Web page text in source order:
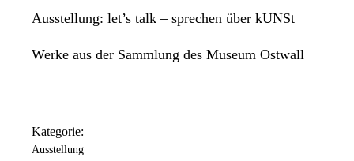
Ausstellung: let’s talk – sprechen über kUNSt
Werke aus der Sammlung des Museum Ostwall
Kategorie:
Ausstellung